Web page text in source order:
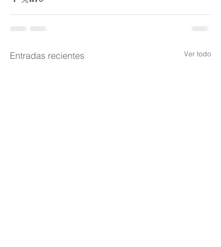
Entradas recientes Ver todo